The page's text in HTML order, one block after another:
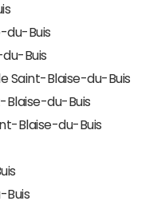
du-Buis
Buis
Saint-Blaise-du-Buis
Blaise-du-Buis
Blaise-du-Buis
Buis